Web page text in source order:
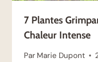
7 Plantes
Chaleur Intense
Par Marie Dupont